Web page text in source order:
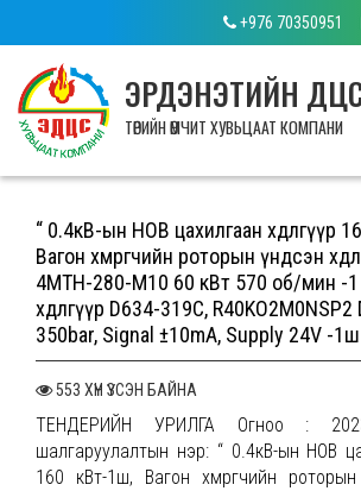
+976 70350951
ЭРДЭНЭТИЙН
ТӨРИЙН ӨМЧИТ ХУВЬЦААТ КОМПАНИ
“ 0.4кВ-ын НОВ цахилгаан хөдөлгүүр
Вагон хөмрөгчийн роторын үндсэн
4МТН-280-М10 60 кВт 570 об/мин -
хөдөлгүүр D634-319C,
350bar, Signal ±10mA, Supply 24V -
553 ХҮН ҮЗСЭН БАЙНА
ТЕНДЕРИЙН УРИЛГА Огноо :
шалгаруулалтын нэр: “ 0.4кВ-ын НОВ
160 кВт-1ш, Вагон хөмрөгчийн роторын